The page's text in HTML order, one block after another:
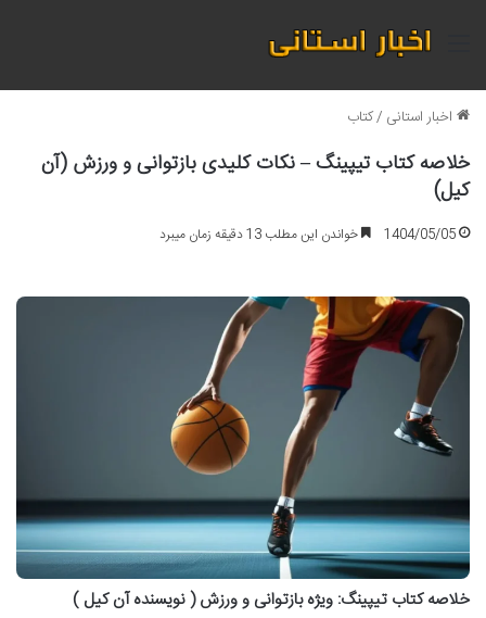
منو
اخبار استانی /کتاب
خلاصه کتاب تیپینگ – نکات کلیدی بازتوانی و ورزش (آن
کیل)
1404/05/05 خواندن این مطلب 13 دقیقه زمان میبرد
خلاصه کتاب تیپینگ: ویژه بازتوانی و ورزش ( نویسنده آن کیل )